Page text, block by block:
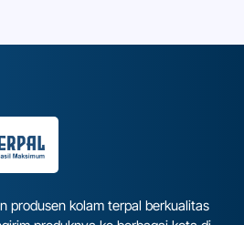
produsen kolam terpal berkualitas